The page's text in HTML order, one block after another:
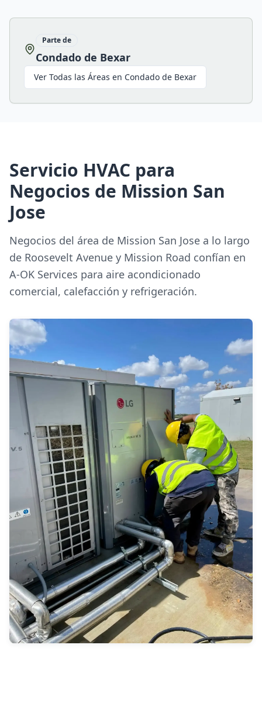
Parte de
Condado de Bexar
Ver Todas las Áreas en Condado de Bexar
Servicio HVAC para
Negocios de Mission San
Jose
Negocios del área de Mission San Jose a lo largo
de Roosevelt Avenue y Mission Road confían en
A-OK Services para aire acondicionado
comercial, calefacción y refrigeración.